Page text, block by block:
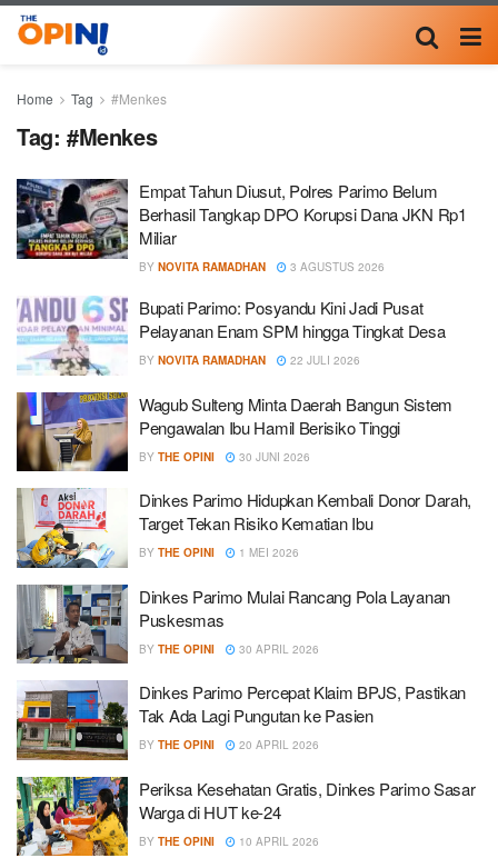
Home Tag #Menkes
Tag: #Menkes
Empat Tahun Diusut, Polres Parimo Belum
Berhasil Tangkap DPO Korupsi Dana JKN Rp1
Miliar
BY NOVITA RAMADHAN 3 AGUSTUS 2026
Bupati Parimo: Posyandu Kini Jadi Pusat
Pelayanan Enam SPM hingga Tingkat Desa
BY NOVITA RAMADHAN 22 JULI 2026
Wagub Sulteng Minta Daerah Bangun Sistem
Pengawalan Ibu Hamil Berisiko Tinggi
BY THE OPINI 30 JUNI 2026
Dinkes Parimo Hidupkan Kembali Donor Darah,
Target Tekan Risiko Kematian Ibu
BY THE OPINI 1 MEI 2026
Dinkes Parimo Mulai Rancang Pola Layanan
Puskesmas
BY THE OPINI 30 APRIL 2026
Dinkes Parimo Percepat Klaim BPJS, Pastikan
Tak Ada Lagi Pungutan ke Pasien
BY THE OPINI 20 APRIL 2026
Periksa Kesehatan Gratis, Dinkes Parimo Sasar
Warga di HUT ke-24
BY THE OPINI 10 APRIL 2026